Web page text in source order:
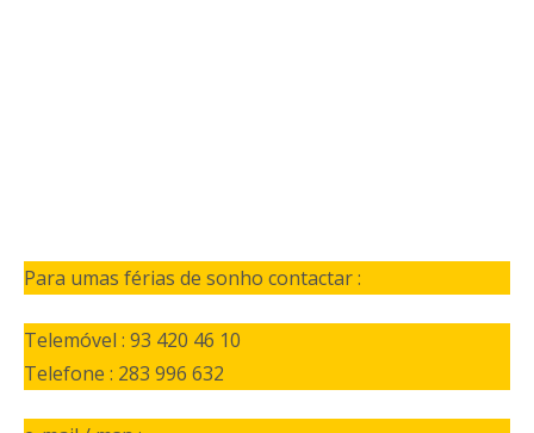
Para umas férias de sonho contactar :
Telemóvel : 93 420 46 10
Telefone : 283 996 632